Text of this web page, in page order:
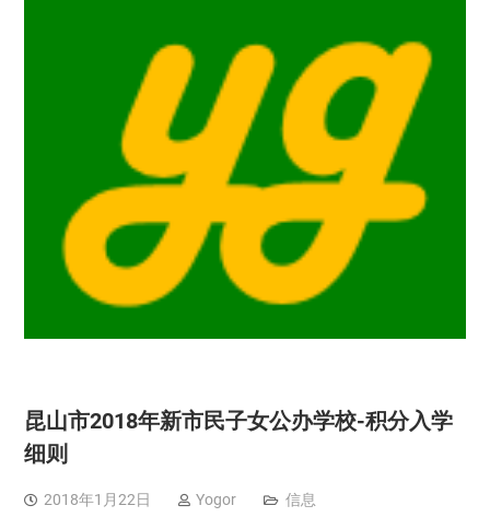
昆山市2018年新市民子女公办学校-积分入学
细则
2018年1月22日 Yogor 信息